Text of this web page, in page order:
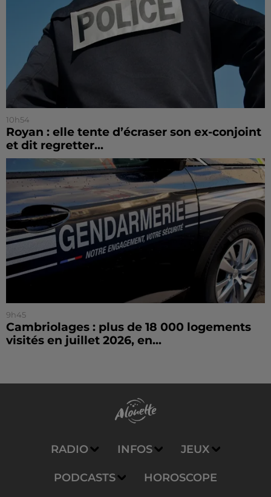
10h54
Royan : elle tente d’écraser son ex-conjoint
et dit regretter...
9h45
Cambriolages : plus de 18 000 logements
visités en juillet 2026, en...
RADIO INFOS JEUX
PODCASTS HOROSCOPE